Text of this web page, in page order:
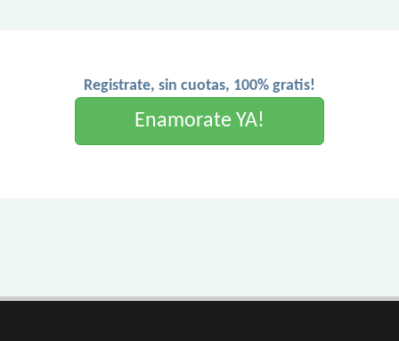
Registrate, sin cuotas, 100% gratis!
Enamorate YA!